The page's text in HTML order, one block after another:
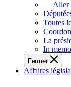
députés
vous
représentent
sein
de
l'Assemblée
législative
Aller
Toutes
La
In
Fermer
Affaires